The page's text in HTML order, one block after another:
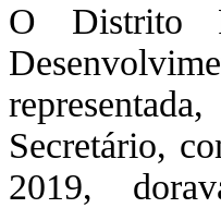
O Distrito
Secretário,
2019,